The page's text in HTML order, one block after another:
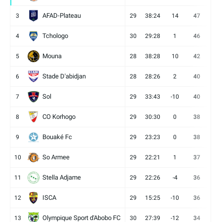
3 AFAD-Plateau 29 38:24 14 47
4 Tchologo 30 29:28 1 46
5 Mouna 28 38:28 10 42
6 Stade D'abidjan 28 28:26 2 40
7 Sol 29 33:43 -10 40
8 CO Korhogo 29 30:30 0 38
9 Bouaké Fc 29 23:23 0 38
10 So Armee 29 22:21 1 37
11 Stella Adjame 29 22:26 -4 36
12 ISCA 29 15:25 -10 36
13 Olympique Sport d'Abobo FC 30 27:39 -12 34